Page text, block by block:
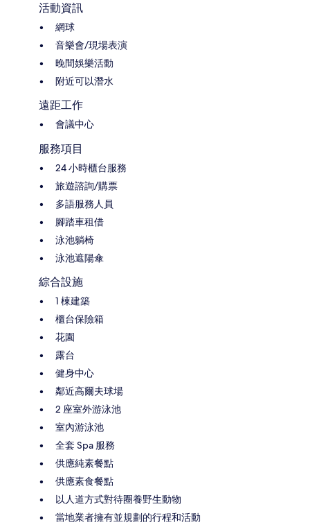
活動資訊
網球
音樂會/現場表演
晚間娛樂活動
附近可以潛水
遠距工作
會議中心
服務項目
24 小時櫃台服務
旅遊諮詢/購票
多語服務人員
腳踏車租借
泳池躺椅
泳池遮陽傘
綜合設施
1 棟建築
櫃台保險箱
花園
露台
健身中心
鄰近高爾夫球場
2 座室外游泳池
室內游泳池
全套 Spa 服務
供應純素餐點
供應素食餐點
以人道方式對待圈養野生動物
當地業者擁有並規劃的行程和活動